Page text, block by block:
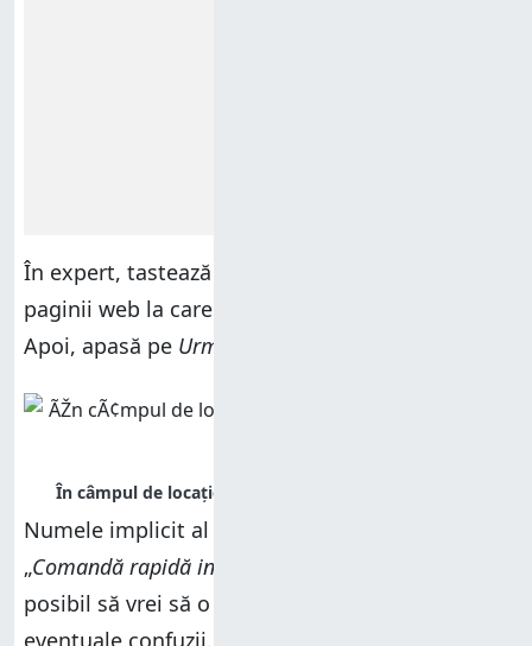
În expert, tastează sau
paginii web la care vrei să creezi scurtătura.
Apoi, apasă pe Următorul
Numele implicit al comenzii rapide este
„Comandă rapidă internet nouă
posibil să vrei să o schimbi pentru a evita